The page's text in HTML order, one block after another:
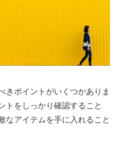
きポイントがいくつかありま
トをしっかり確認すること
なアイテムを手に入れること